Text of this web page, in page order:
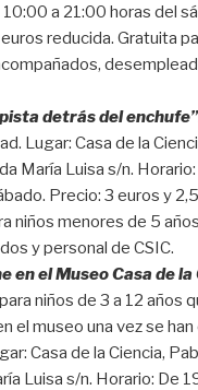
a 21:00 horas del
reducida. Gratuita
detrás del enchufe”
Lugar: Casa de la
María Luisa s/n.
Precio: 3 euros y
niños menores de 5
y personal de CSIC.
en el Museo Casa de la
niños de 3 a 12 años
el museo una vez se
Casa de la Ciencia,
Luisa s/n. Horario: De